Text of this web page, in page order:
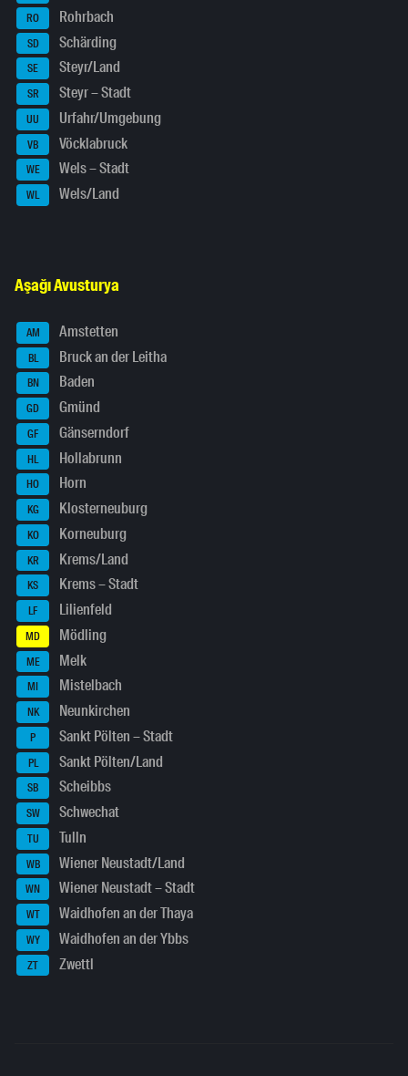
RO Rohrbach
SD Schärding
SE Steyr/Land
SR Steyr – Stadt
UU Urfahr/Umgebung
VB Vöcklabruck
WE Wels – Stadt
WL Wels/Land
Aşağı Avusturya
AM Amstetten
BL Bruck an der Leitha
BN Baden
GD Gmünd
GF Gänserndorf
HL Hollabrunn
HO Horn
KG Klosterneuburg
KO Korneuburg
KR Krems/Land
KS Krems – Stadt
LF Lilienfeld
MD Mödling
ME Melk
MI Mistelbach
NK Neunkirchen
P Sankt Pölten – Stadt
PL Sankt Pölten/Land
SB Scheibbs
SW Schwechat
TU Tulln
WB Wiener Neustadt/Land
WN Wiener Neustadt – Stadt
WT Waidhofen an der Thaya
WY Waidhofen an der Ybbs
ZT Zwettl